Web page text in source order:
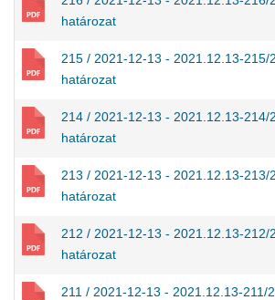
határozat
215 / 2021-12-13 - 2021.12.13-215/
határozat
214 / 2021-12-13 - 2021.12.13-214/
határozat
213 / 2021-12-13 - 2021.12.13-213/
határozat
212 / 2021-12-13 - 2021.12.13-212/
határozat
211 / 2021-12-13 - 2021.12.13-211/